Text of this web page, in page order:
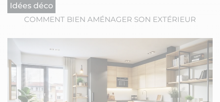
Idées déco
COMMENT BIEN AMÉNAGER SON EXTÉRIEUR